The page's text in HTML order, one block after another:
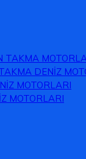
TAKMA
DENİZ
MOTORLARI
MOTORLARI